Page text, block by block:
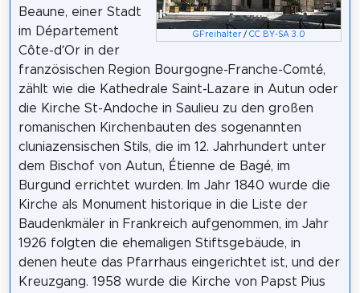
GFreihalter/ CC BY-SA 3.0
Beaune, einer Stadt
im Département
Côte-d’Or in der
französischen Region Bourgogne-Franche-Comté,
zählt wie die Kathedrale Saint-Lazare in Autun oder
die Kirche St-Andoche in Saulieu zu den großen
romanischen Kirchenbauten des sogenannten
cluniazensischen Stils, die im 12. Jahrhundert unter
dem Bischof von Autun, Étienne de Bagé, im
Burgund errichtet wurden. Im Jahr 1840 wurde die
Kirche als Monument historique in die Liste der
Baudenkmäler in Frankreich aufgenommen, im Jahr
1926 folgten die ehemaligen Stiftsgebäude, in
denen heute das Pfarrhaus eingerichtet ist, und der
Kreuzgang. 1958 wurde die Kirche von Papst Pius